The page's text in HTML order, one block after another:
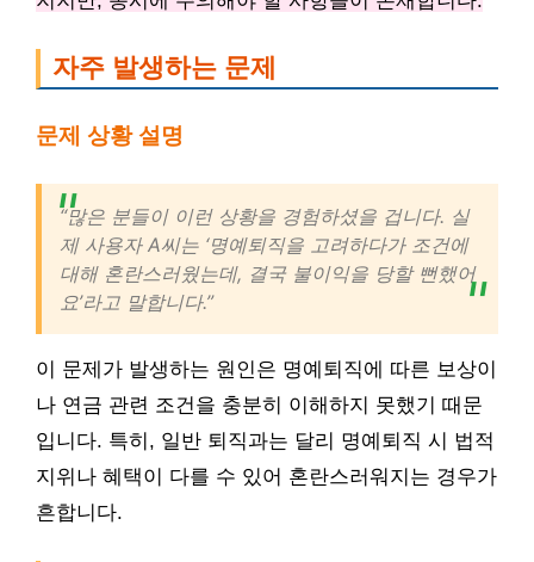
자주 발생하는 문제
문제 상황 설명
“많은 분들이 이런 상황을 경험하셨을 겁니다. 실
제 사용자 A씨는 ‘명예퇴직을 고려하다가 조건에
대해 혼란스러웠는데, 결국 불이익을 당할 뻔했어
요’라고 말합니다.”
이 문제가 발생하는 원인은 명예퇴직에 따른 보상이
나 연금 관련 조건을 충분히 이해하지 못했기 때문
입니다. 특히, 일반 퇴직과는 달리 명예퇴직 시 법적
지위나 혜택이 다를 수 있어 혼란스러워지는 경우가
흔합니다.